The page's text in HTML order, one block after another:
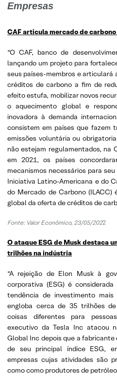
Empresas
CAF articula mercado de carbono
“O CAF, banco de
lançando um projeto para
seus países-membros e
créditos de carbono a fim de
efeito estufa, mobilizar novos
o aquecimento global e
inovadora à demanda
consistem em países que fazem
emissões voluntária ou
não estejam regulamentados, na
em 2021, os países
mecanismos necessários para
Iniciativa Latino-Americana e do
do Mercado de Carbono
global da oferta de créditos de
Fonte: Valor Econômico, 23/05/2022
O ataque ESG de Musk destaca
trilhões na indústria
“A rejeição de Elon Musk à
corporativa (ESG) é
tendência de investimento
engloba cerca de 35 trilhões
coisas diferentes para
executivo da Tesla Inc atacou
Global Inc depois que a
de seu principal índice ESG,
empresas cujas atividades são
como como produtores de petróleo